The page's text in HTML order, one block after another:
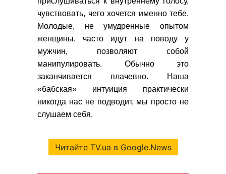
чувствовать, чего хочется именно тебе.
Молодые, не умудренные опытом
женщины, часто идут на поводу у
мужчин, позволяют собой
манипулировать. Обычно это
заканчивается плачевно. Наша
«бабская» интуиция практически
никогда нас не подводит, мы просто не
слушаем себя.
Читайте TV.ua в Google.News